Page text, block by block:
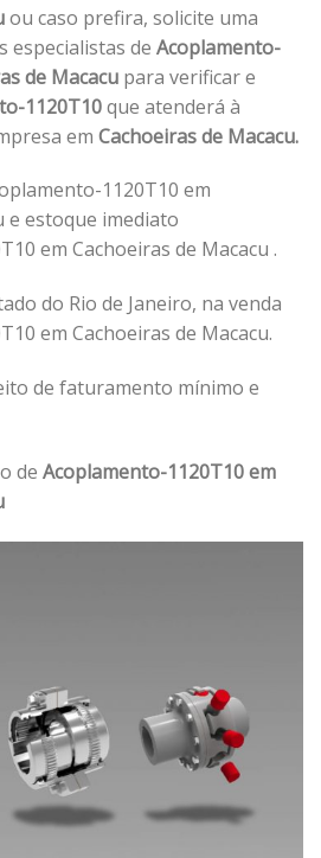
ou caso prefira, solicite uma
especialistas de Acoplamento-
de Macacu para verificar e
1120T10que atenderá à
em Cachoeiras de Macacu.
1120T10 em
e estoque imediato
em Cachoeiras de Macacu .
do Rio de Janeiro, na venda
em Cachoeiras de Macacu.
de faturamento mínimo e
de Acoplamento-1120T10 em